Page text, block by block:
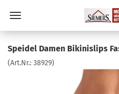
Speidel Damen Bikinislips
(Art.Nr.: 38929)